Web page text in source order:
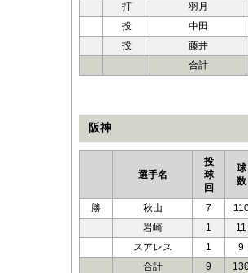
打
羽月
投
中田
投
藤井
合計
阪神
選手名
投
球
回
球
数
勝 秋山 7
岩崎
1
11
スアレス
1
9
合計
9